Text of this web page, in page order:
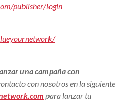
publisher/login
una campaña con
con nosotros en la siguiente
para lanzar tu